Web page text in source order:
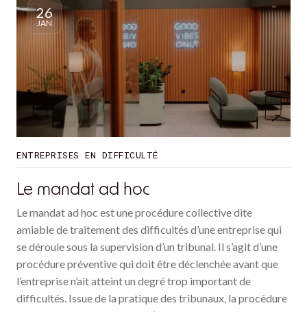
26
JAN
ENTREPRISES EN DIFFICULTÉ
Le mandat ad hoc
Le mandat ad hoc est une procédure collective dite
amiable de traitement des difficultés d’une entreprise qui
se déroule sous la supervision d’un tribunal. Il s’agit d’une
procédure préventive qui doit être déclenchée avant que
l’entreprise n’ait atteint un degré trop important de
difficultés. Issue de la pratique des tribunaux, la procédure